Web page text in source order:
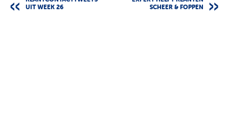
UIT WEEK 26
SCHEER & FOPPEN